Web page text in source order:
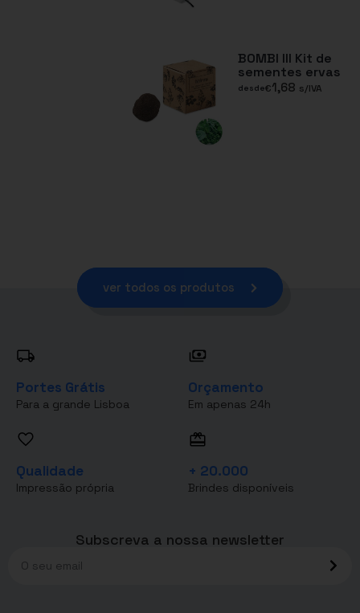
BOMBI III Kit de
sementes ervas
desde€1,68 s/IVA
ver todos os produtos
Portes Grátis
Para a grande Lisboa
Orçamento
Em apenas 24h
Qualidade
Impressão própria
+ 20.000
Brindes disponíveis
Subscreva a nossa newsletter